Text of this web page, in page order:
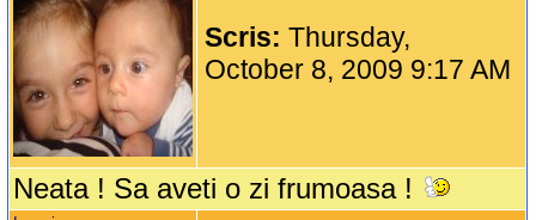
Scris:Thursday,
October 8, 2009 9:17 AM
Neata ! Sa aveti o zi frumoasa !